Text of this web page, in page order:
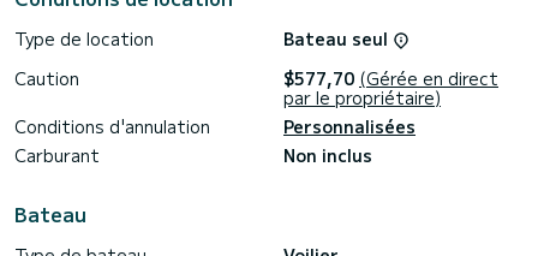
automatique, Moteur d'annexe, Propulseur d'étrave, Douche
Si vous avez des questions concernant le bateau ou les
conditions de location, vous pouvez envoyer un message via
la plateforme Samboat. Un conseiller SamBoat se chargera
Type de location
Bateau seul
Caution
$577,70 (Gérée en direct
par le propriétaire)
Conditions d'annulation
Personnalisées
Carburant
Non inclus
Bateau